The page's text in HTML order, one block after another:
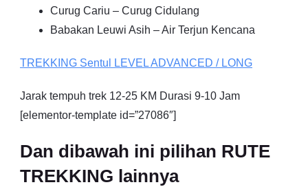
Curug Cariu – Curug Cidulang
Babakan Leuwi Asih – Air Terjun Kencana
TREKKING Sentul LEVEL ADVANCED / LONG
Jarak tempuh trek 12-25 KM Durasi 9-10 Jam
[elementor-template id=”27086″]
Dan dibawah ini pilihan RUTE
TREKKING lainnya